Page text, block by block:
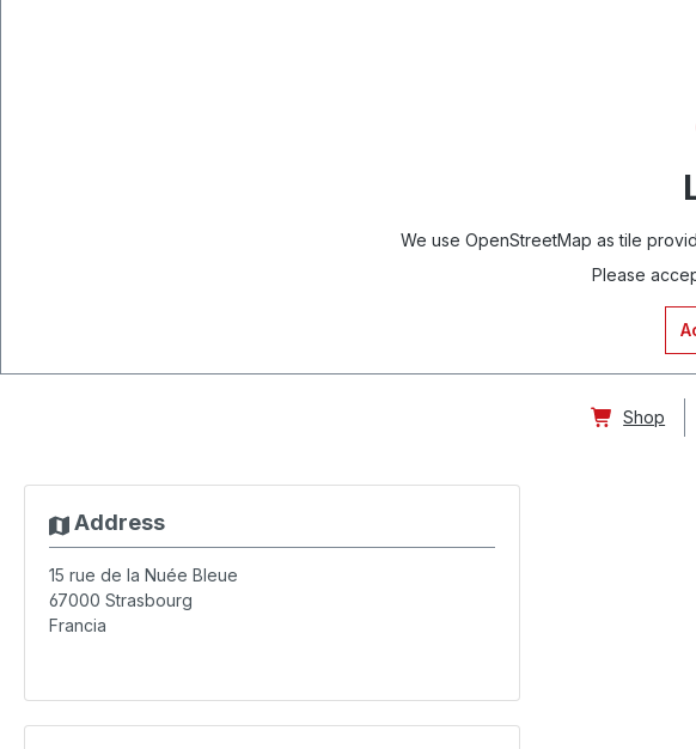
We use OpenStreetMap as tile
Please
Shop
Address
15 rue de la Nuée Bleue
67000 Strasbourg
Francia